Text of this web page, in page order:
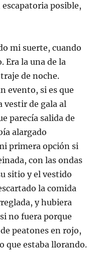
posible,
mi suerte, cuando
Era la una de la
de noche.
evento, si es que
vestir de gala al
parecía salida de
alargado
primera opción si
con las ondas
sitio y el vestido
la comida
y hubiera
no fuera porque
peatones en rojo,
que estaba llorando.